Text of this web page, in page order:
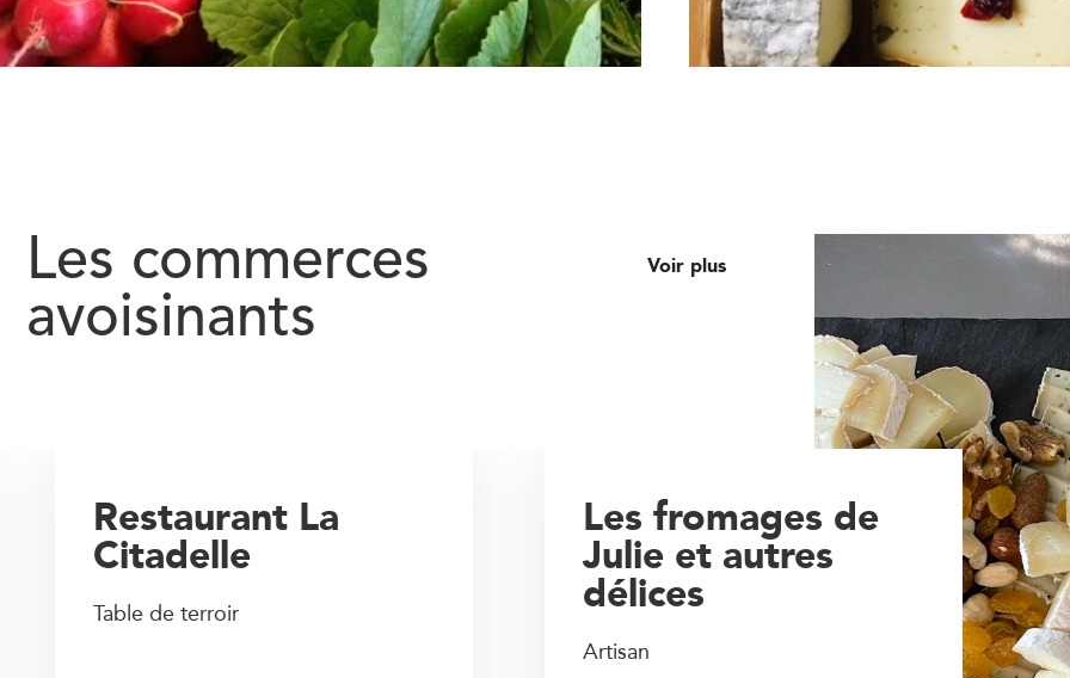
Les commerces
avoisinants
Voir plus
Les fromages de
Julie et autres
délices
Artisan
Restaurant La
Citadelle
Table de terroir